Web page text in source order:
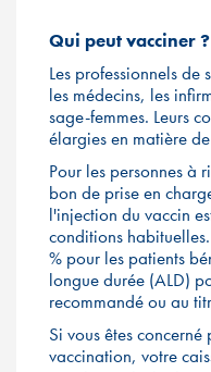
Qui peut vacciner ?
Les professionnels
les médecins, les
sage-femmes. Leurs
élargies en matière
Pour les personnes à
bon de prise en
l'injection du vaccin
conditions
% pour les patients
longue durée (ALD)
recommandé ou au
Si vous êtes
vaccination, votre